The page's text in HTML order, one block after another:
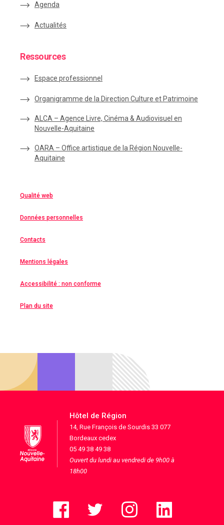
Agenda
Actualités
Ressources
Espace professionnel
Organigramme de la Direction Culture et Patrimoine
ALCA – Agence Livre, Cinéma & Audiovisuel en
Nouvelle-Aquitaine
OARA – Office artistique de la Région Nouvelle-
Aquitaine
Qualité web
Données personnelles
Contacts
Mentions légales
Accessibilité : non conforme
Plan du site
Hôtel de Région
14, Rue François de Sourdis 33 077
Bordeaux cedex
05 49 38 49 38
Ouvert du lundi au vendredi de 9h00 à
18h00